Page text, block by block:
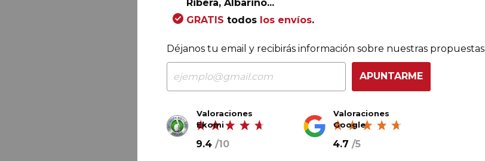
Rioja
Lan A Mano 2020
Bodegas LAN
Ribera, Albariño...
GRATIS todos los envíos.
Déjanos tu email y recibirás información sobre nuestras propuestas
APUNTARME
Valoraciones
Ekomi
9.4 /10
Valoraciones
Google
4.7 /5